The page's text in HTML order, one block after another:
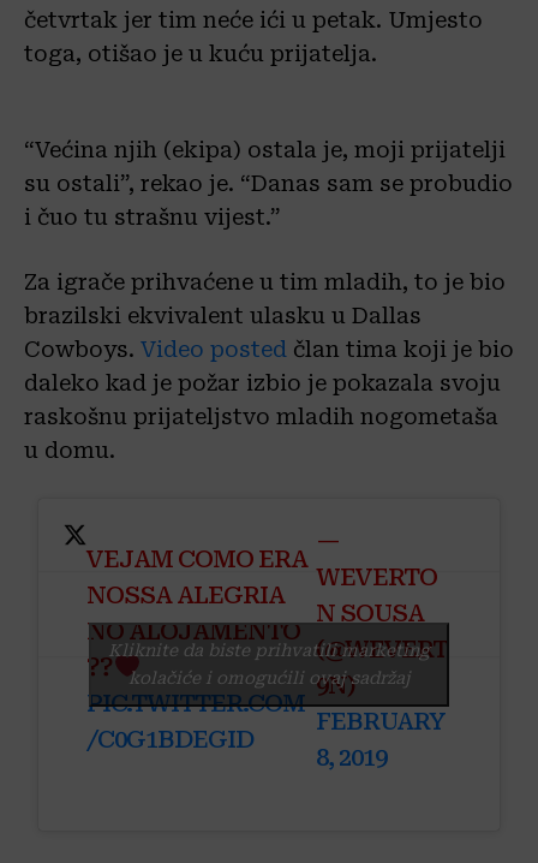
četvrtak jer tim neće ići u petak. Umjesto
toga, otišao je u kuću prijatelja.
“Većina njih (ekipa) ostala je, moji prijatelji
su ostali”, rekao je. “Danas sam se probudio
i čuo tu strašnu vijest.”
Za igrače prihvaćene u tim mladih, to je bio
brazilski ekvivalent ulasku u Dallas
Cowboys. Video posted član tima koji je bio
daleko kad je požar izbio je pokazala svoju
raskošnu prijateljstvo mladih nogometaša
u domu.
VEJAM COMO ERA
NOSSA ALEGRIA
NO ALOJAMENTO
??
PIC.TWITTER.COM
/C0G1BDEGID
—
WEVERTO
N SOUSA
(@WEVERT
9N)
FEBRUARY
8, 2019
Kliknite da biste prihvatili marketing
kolačiće i omogućili ovaj sadržaj